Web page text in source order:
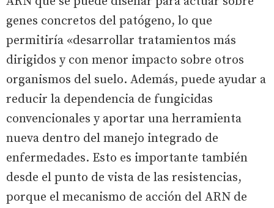
genes concretos del patógeno, lo que
permitiría «desarrollar tratamientos más
dirigidos y con menor impacto sobre otros
organismos del suelo. Además, puede ayudar a
reducir la dependencia de fungicidas
convencionales y aportar una herramienta
nueva dentro del manejo integrado de
enfermedades. Esto es importante también
desde el punto de vista de las resistencias,
porque el mecanismo de acción del ARN de